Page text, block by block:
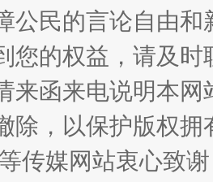
公民的言论自由
您的权益，请及
来函来电说明本
除，以保护版权
传媒网站衷心致